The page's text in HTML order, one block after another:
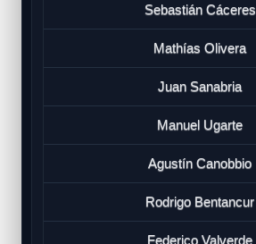
Sebastián Cáceres
Mathías Olivera
Juan Sanabria
Manuel Ugarte
Agustín Canobbio
Rodrigo Bentancur
Federico Valverde